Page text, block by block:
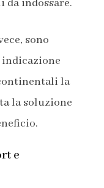
indossare.
sono
la
la soluzione
e